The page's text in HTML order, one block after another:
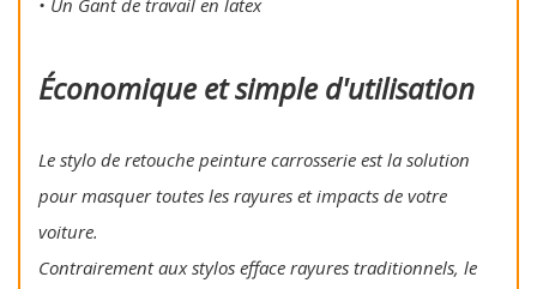
• Un Gant de travail en latex
Économique et simple d'utilisation
Le stylo de retouche peinture carrosserie est la solution
pour masquer toutes les rayures et impacts de votre
voiture.
Contrairement aux stylos efface rayures traditionnels, le